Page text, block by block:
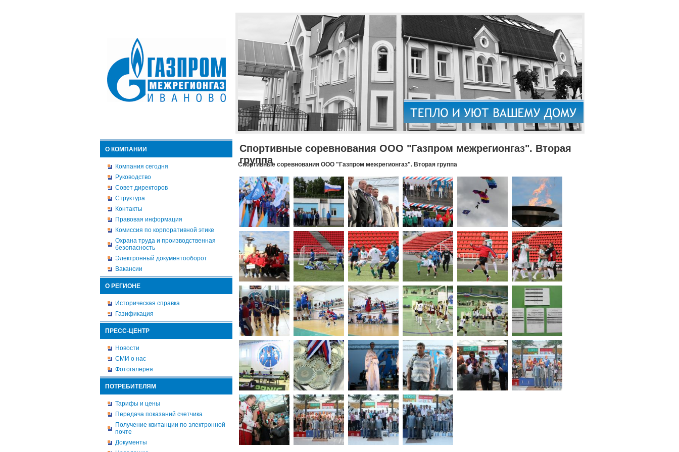
О КОМПАНИИ
Компания сегодня
Руководство
Совет директоров
Структура
Контакты
Правовая информация
Комиссия по корпоративной этике
Охрана труда и производственная
безопасность
Электронный документооборот
Вакансии
О РЕГИОНЕ
Историческая справка
Газификация
ПРЕСС-ЦЕНТР
Новости
СМИ о нас
Фотогалерея
ПОТРЕБИТЕЛЯМ
Тарифы и цены
Передача показаний счетчика
Получение квитанции по электронной
почте
Документы
Спортивные соревнования ООО "Газпром межрегионгаз". Вторая
группа
Спортивные соревнования ООО "Газпром межрегионгаз". Вторая группа